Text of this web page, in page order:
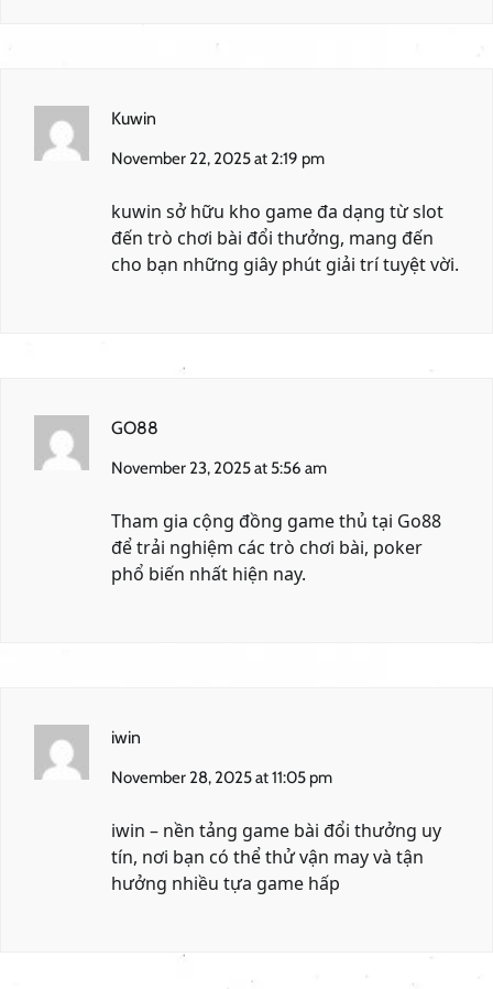
Kuwin
November 22, 2025 at 2:19 pm
kuwin sở hữu kho game đa dạng từ slot
đến trò chơi bài đổi thưởng, mang đến
cho bạn những giây phút giải trí tuyệt vời.
GO88
November 23, 2025 at 5:56 am
Tham gia cộng đồng game thủ tại Go88
để trải nghiệm các trò chơi bài, poker
phổ biến nhất hiện nay.
iwin
November 28, 2025 at 11:05 pm
iwin – nền tảng game bài đổi thưởng uy
tín, nơi bạn có thể thử vận may và tận
hưởng nhiều tựa game hấp